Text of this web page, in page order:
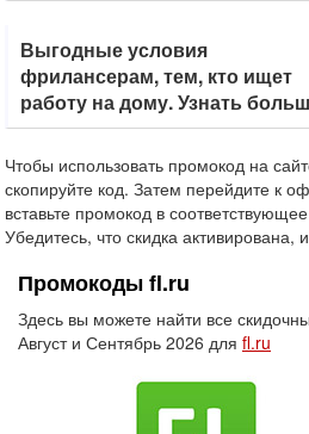
Выгодные условия
фрилансерам, тем, кто ищет
работу на дому. Узнать
Чтобы использовать промокод на
скопируйте код. Затем перейдите к
вставьте промокод в
Убедитесь, что скидка активирована,
Промокоды fl.ru
Здесь вы можете найти все
Август и Сентябрь 2026 для fl.ru